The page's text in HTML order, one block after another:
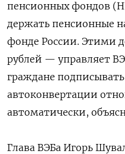
пенсионных фондов
держать пенсионные
фонде России. Этими
рублей — управляет
граждане
автоконвертации
автоматически,
Глава ВЭБа Игорь